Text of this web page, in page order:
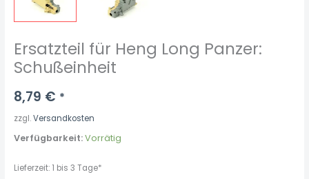
Ersatzteil für Heng Long Panzer:
Schußeinheit
8,79 € *
zzgl.Versandkosten
Verfügbarkeit:Vorrätig
Lieferzeit:1 bis 3 Tage*